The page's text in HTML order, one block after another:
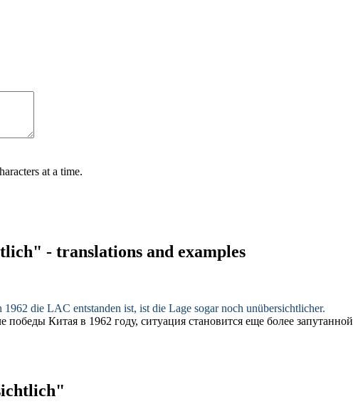
at a time.
- translations and examples
1962 die LAC entstanden ist, ist die Lage sogar noch unübersichtlicher.
победы Китая в 1962 году, ситуация становится еще более запутанной